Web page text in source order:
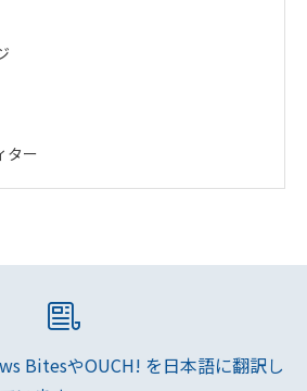
ター
BitesやOUCH! を日本語に翻訳し